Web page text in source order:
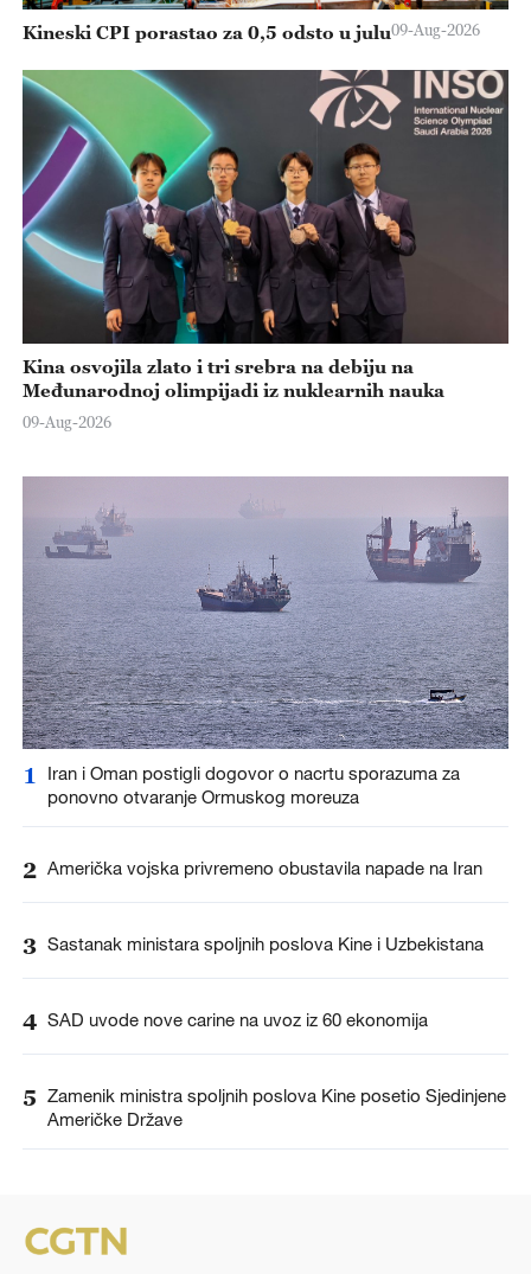
Kineski CPI porastao za 0,5 odsto u julu09-Aug-2026
Kina osvojila zlato i tri srebra na debiju na
Međunarodnoj olimpijadi iz nuklearnih nauka
09-Aug-2026
1
Iran i Oman postigli dogovor o nacrtu sporazuma za
ponovno otvaranje Ormuskog moreuza
2 Američka vojska privremeno obustavila napade na Iran
3 Sastanak ministara spoljnih poslova Kine i Uzbekistana
4 SAD uvode nove carine na uvoz iz 60 ekonomija
5 Zamenik ministra spoljnih poslova Kine posetio Sjedinjene
Američke Države